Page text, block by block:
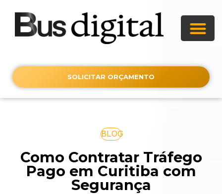
SOLICITAR ORÇAMENTO
BLOG
Como Contratar Tráfego
Pago em Curitiba com
Segurança